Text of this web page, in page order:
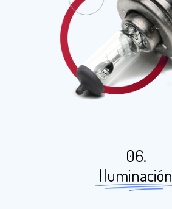
06.
Iluminación